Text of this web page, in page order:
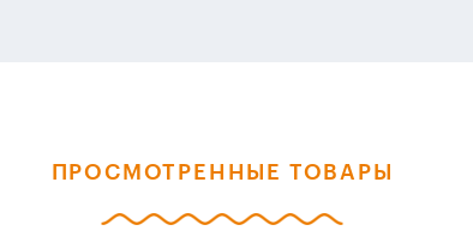
ПРОСМОТРЕННЫЕ ТОВАРЫ